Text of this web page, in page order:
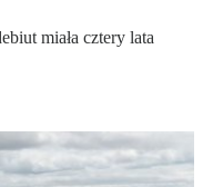
miała cztery lata